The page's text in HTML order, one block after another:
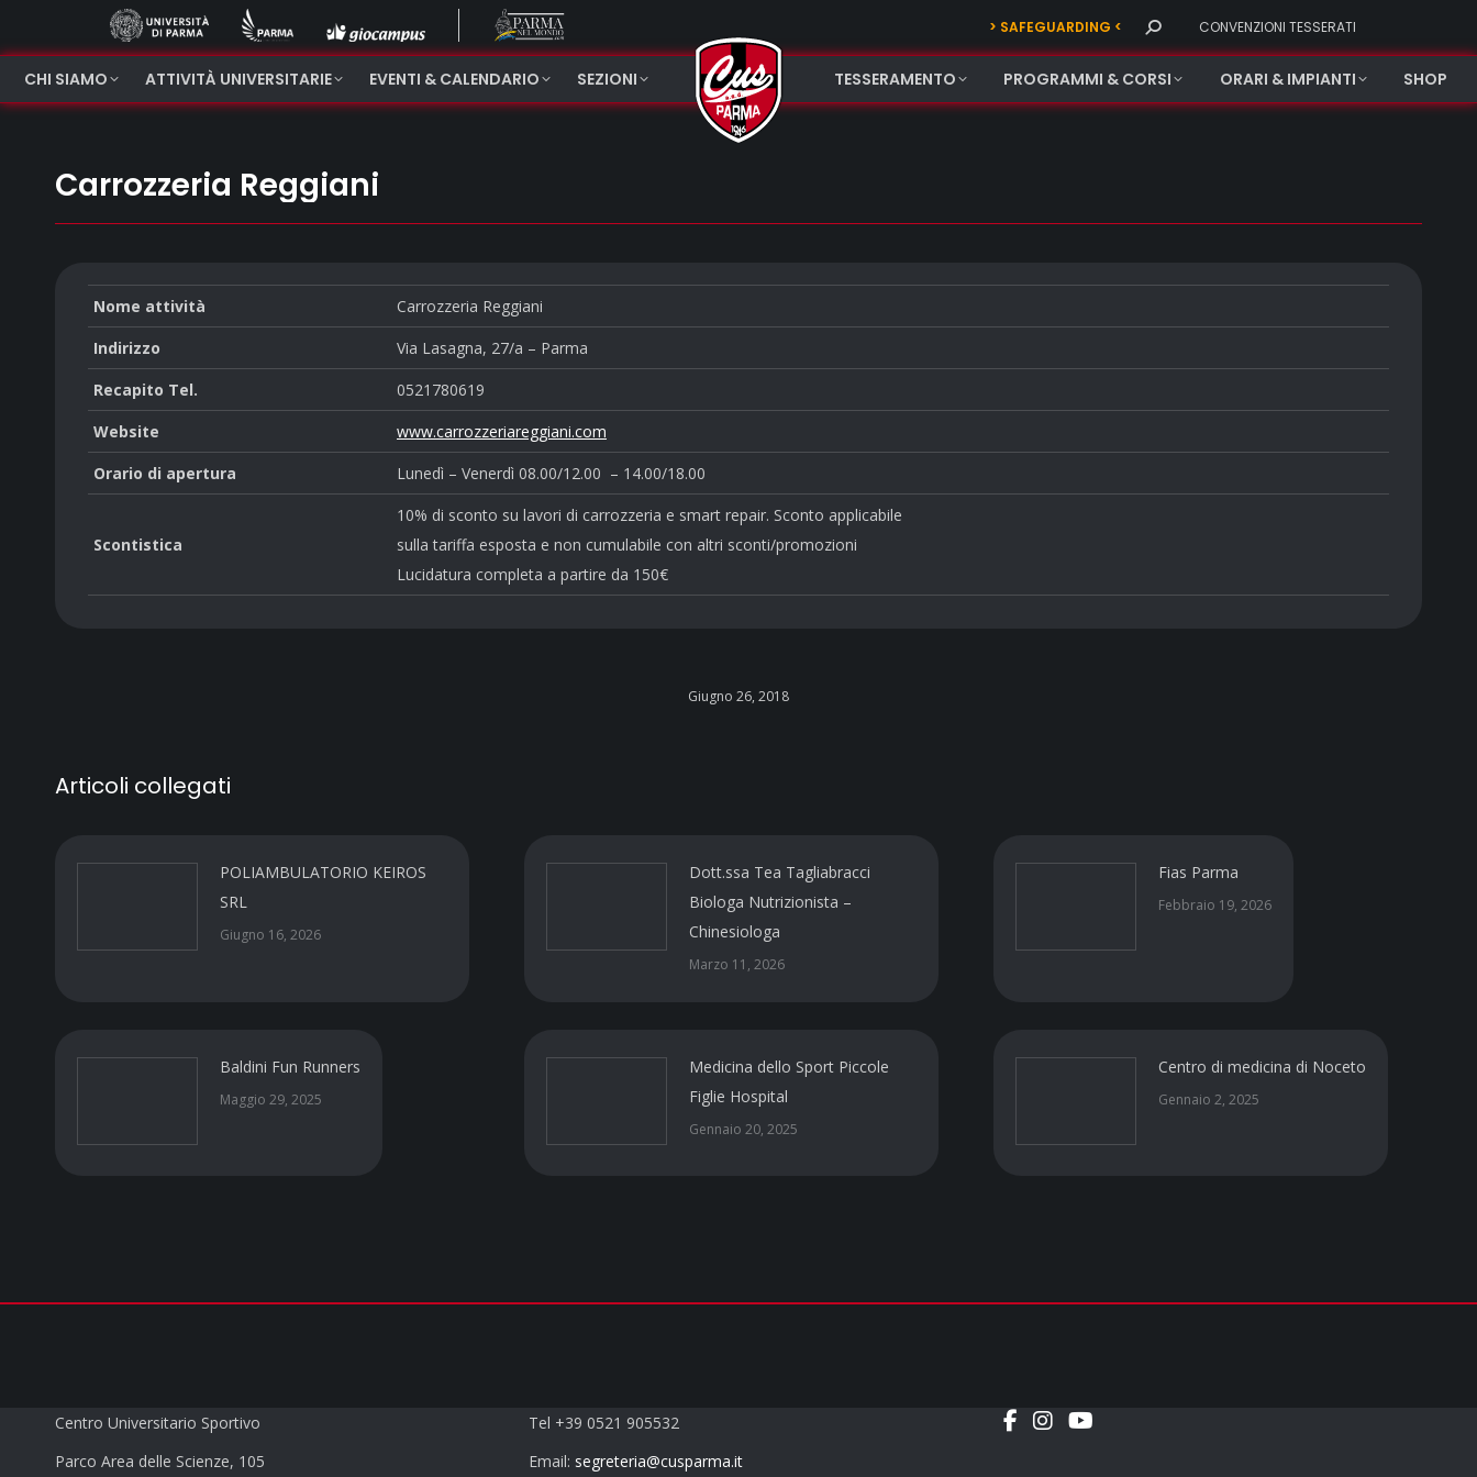
> SAFEGUARDING < Search: CONVENZIONI TESSERATI
CHI SIAMO ATTIVITÀ UNIVERSITARIE EVENTI & CALENDARIO SEZIONI TESSERAMENTO PROGRAMMI & CORSI ORARI & IMPIANTI SHOP
Carrozzeria Reggiani
Nome attività
Carrozzeria Reggiani
Indirizzo
Via Lasagna, 27/a – Parma
Recapito Tel.
0521780619
Website
www.carrozzeriareggiani.com
Orario di apertura
Lunedì – Venerdì 08.00/12.00 – 14.00/18.00
Scontistica
10% di sconto su lavori di carrozzeria e smart repair. Sconto applicabile
sulla tariffa esposta e non cumulabile con altri sconti/promozioni
Lucidatura completa a partire da 150€
Giugno 26, 2018
Articoli collegati
POLIAMBULATORIO KEIROS
SRL
Giugno 16, 2026
Dott.ssa Tea Tagliabracci
Biologa Nutrizionista –
Chinesiologa
Marzo 11, 2026
Fias Parma
Febbraio 19, 2026
Baldini Fun Runners
Maggio 29, 2025
Medicina dello Sport Piccole
Figlie Hospital
Gennaio 20, 2025
Centro di medicina di Noceto
Gennaio 2, 2025
Centro Universitario Sportivo
Parco Area delle Scienze, 105
Tel +39 0521 905532
Email: segreteria@cusparma.it